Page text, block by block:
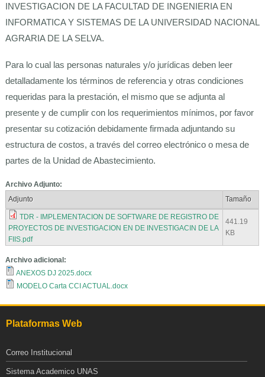
INVESTIGACION DE LA FACULTAD DE INGENIERIA EN
INFORMATICA Y SISTEMAS DE LA UNIVERSIDAD NACIONAL
AGRARIA DE LA SELVA.
Para lo cual las personas naturales y/o jurídicas deben leer
detalladamente los términos de referencia y otras condiciones
requeridas para la prestación, el mismo que se adjunta al
presente y de cumplir con los requerimientos mínimos, por favor
presentar su cotización debidamente firmada adjuntando su
estructura de costos, a través del correo electrónico o mesa de
partes de la Unidad de Abastecimiento.
Archivo Adjunto:
Adjunto
Tamaño
TDR - IMPLEMENTACION DE SOFTWARE DE REGISTRO DE
PROYECTOS DE INVESTIGACION EN DE INVESTIGACIN DE LA
FIIS.pdf
441.19
KB
Archivo adicional:
ANEXOS DJ 2025.docx
MODELO Carta CCI ACTUAL.docx
Plataformas Web
Correo Institucional
Sistema Academico UNAS